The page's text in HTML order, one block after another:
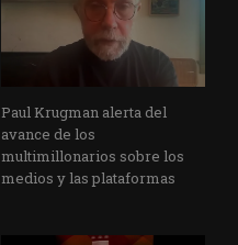
Paul Krugman alerta del
avance de los
multimillonarios sobre los
medios y las plataformas